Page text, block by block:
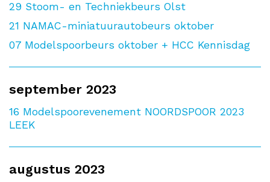
29 Stoom- en Techniekbeurs Olst
21 NAMAC-miniatuurautobeurs oktober
07 Modelspoorbeurs oktober + HCC Kennisdag
september 2023
16 Modelspoorevenement NOORDSPOOR 2023
LEEK
augustus 2023